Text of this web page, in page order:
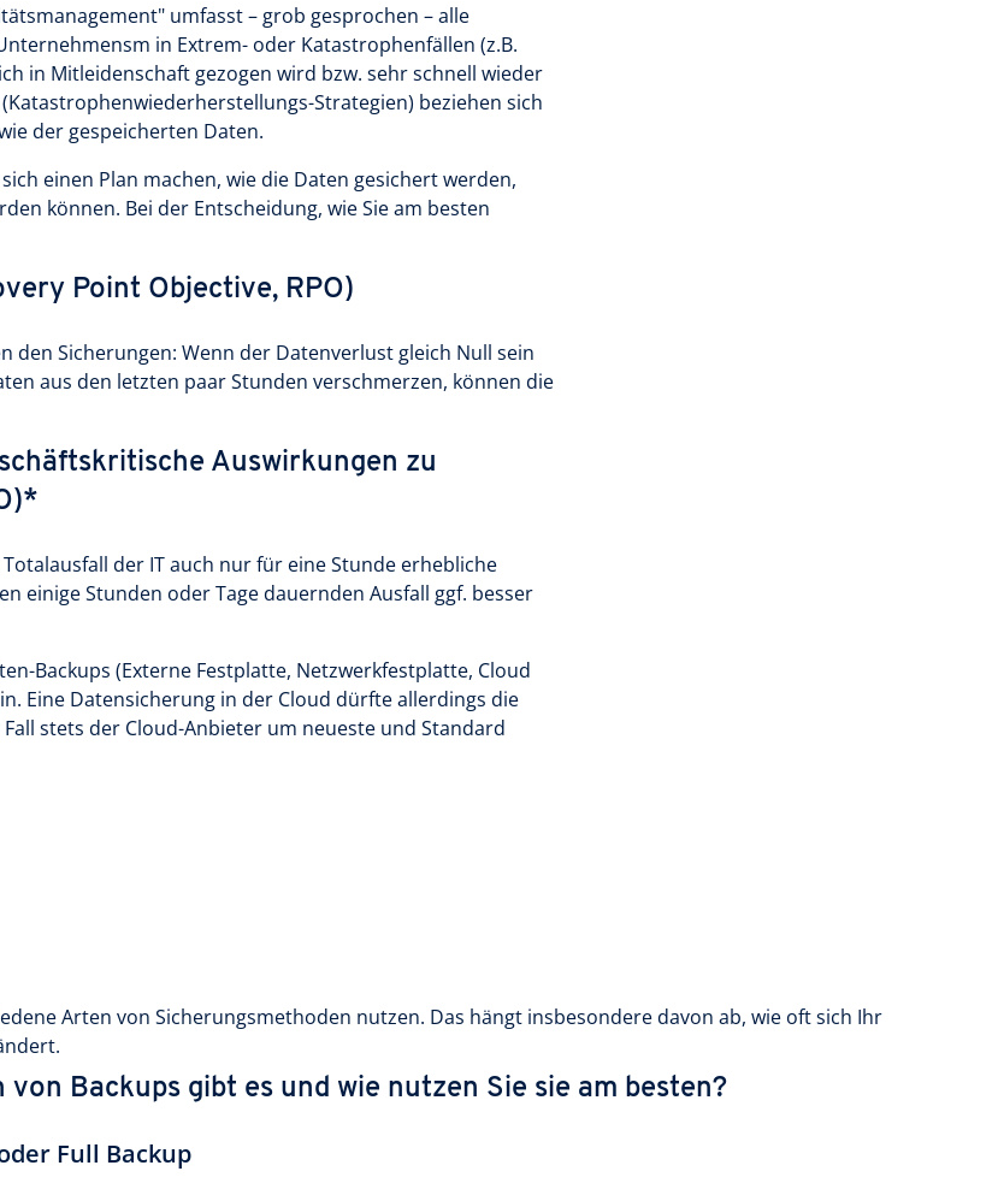
umfasst – grob gesprochen – alle
in Extrem- oder Katastrophenfällen (z.B.
in Mitleidenschaft gezogen wird bzw. sehr schnell wieder
Strategien) beziehen sich
der gespeicherten Daten.
einen Plan machen, wie die Daten gesichert werden,
können. Bei der Entscheidung, wie Sie am besten
Point Objective, RPO)
Sicherungen: Wenn der Datenverlust gleich Null sein
aus den letzten paar Stunden verschmerzen, können die
Auswirkungen zu
der IT auch nur für eine Stunde erhebliche
einige Stunden oder Tage dauernden Ausfall ggf. besser
Backups (Externe Festplatte, Netzwerkfestplatte, Cloud
Eine Datensicherung in der Cloud dürfte allerdings die
stets der Cloud-Anbieter um neueste und Standard
Arten von Sicherungsmethoden nutzen. Das hängt insbesondere davon ab, wie oft sich Ihr
von Backups gibt es und wie nutzen Sie sie am besten?
Full Backup